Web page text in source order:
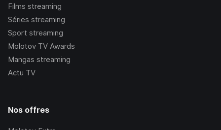
Films streaming
Séries streaming
Sport streaming
Molotov TV Awards
Mangas streaming
Actu TV
Nos offres